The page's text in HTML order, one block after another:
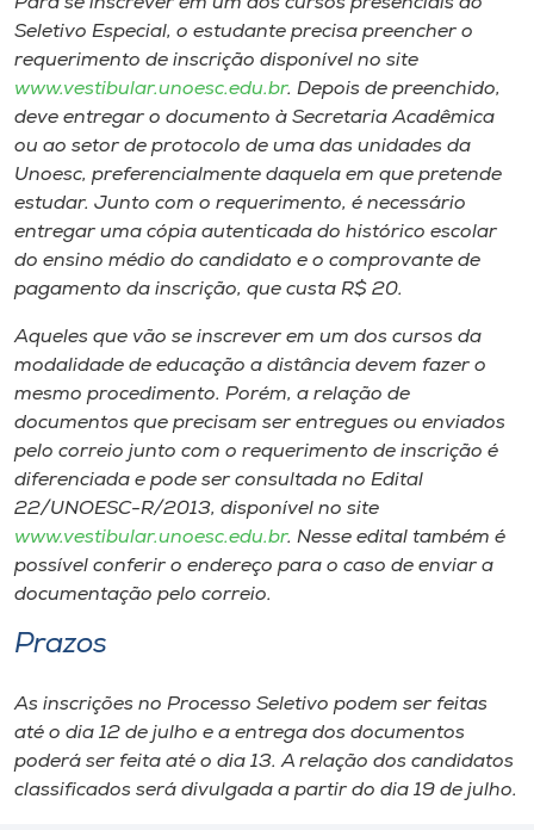
Seletivo Especial, o estudante precisa preencher o
requerimento de inscrição disponível no site
www.vestibular.unoesc.edu.br. Depois de preenchido,
deve entregar o documento à Secretaria Acadêmica
ou ao setor de protocolo de uma das unidades da
Unoesc, preferencialmente daquela em que pretende
estudar. Junto com o requerimento, é necessário
entregar uma cópia autenticada do histórico escolar
do ensino médio do candidato e o comprovante de
pagamento da inscrição, que custa R$ 20.
Aqueles que vão se inscrever em um dos cursos da
modalidade de educação a distância devem fazer o
mesmo procedimento. Porém, a relação de
documentos que precisam ser entregues ou enviados
pelo correio junto com o requerimento de inscrição é
diferenciada e pode ser consultada no Edital
22/UNOESC-R/2013, disponível no site
www.vestibular.unoesc.edu.br. Nesse edital também é
possível conferir o endereço para o caso de enviar a
documentação pelo correio.
Prazos
As inscrições no Processo Seletivo podem ser feitas
até o dia 12 de julho e a entrega dos documentos
poderá ser feita até o dia 13. A relação dos candidatos
classificados será divulgada a partir do dia 19 de julho.